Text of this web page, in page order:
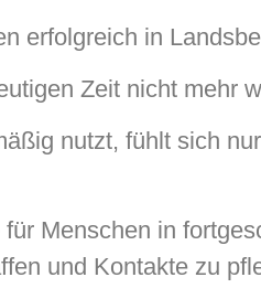
erfolgreich in
Zeit nicht mehr
nutzt, fühlt sich
Menschen in
und Kontakte zu